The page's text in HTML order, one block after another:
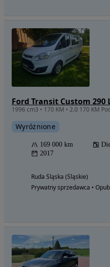
Ford Transit Custom 290
Wyróżnione
169 000 km
2017
Ruda Śląska (Śląskie)
Prywatny sprzedawca •